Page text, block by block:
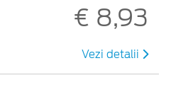
€ 8,93
Vezi detalii